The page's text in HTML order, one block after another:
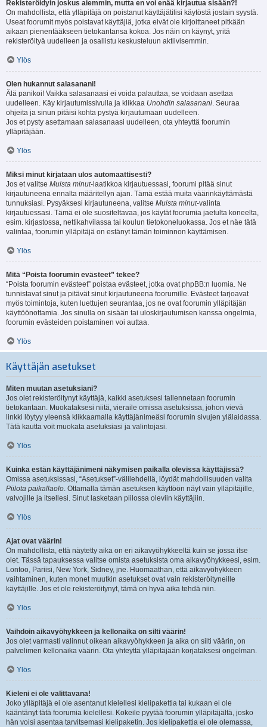
Rekisteröidyin joskus aiemmin, mutta en voi enää kirjautua sisään?!
On mahdollista, että ylläpitäjä on poistanut käyttäjätilisi käytöstä jostain syystä.
Useat foorumit myös poistavat käyttäjiä, jotka eivät ole kirjoittaneet pitkään
aikaan pienentääkseen tietokantansa kokoa. Jos näin on käynyt, yritä
rekisteröityä uudelleen ja osallistu keskusteluun aktiivisemmin.
Ylös
Olen hukannut salasanani!
Älä panikoi! Vaikka salasanaasi ei voida palauttaa, se voidaan asettaa
uudelleen. Käy kirjautumissivulla ja klikkaa Unohdin salasanani. Seuraa
ohjeita ja sinun pitäisi kohta pystyä kirjautumaan uudelleen.
Jos et pysty asettamaan salasanaasi uudelleen, ota yhteyttä foorumin
ylläpitäjään.
Ylös
Miksi minut kirjataan ulos automaattisesti?
Jos et valitse Muista minut-laatikkoa kirjautuessasi, foorumi pitää sinut
kirjautuneena ennalta määritellyn ajan. Tämä estää muita väärinkäyttämästä
tunnuksiasi. Pysyäksesi kirjautuneena, valitse Muista minut-valinta
kirjautuessasi. Tämä ei ole suositeltavaa, jos käytät foorumia jaetulta koneelta,
esim. kirjastossa, nettikahvilassa tai koulun tietokoneluokassa. Jos et näe tätä
valintaa, foorumin ylläpitäjä on estänyt tämän toiminnon käyttämisen.
Ylös
Mitä “Poista foorumin evästeet” tekee?
“Poista foorumin evästeet” poistaa evästeet, jotka ovat phpBB:n luomia. Ne
tunnistavat sinut ja pitävät sinut kirjautuneena foorumille. Evästeet tarjoavat
myös toimintoja, kuten luettujen seurantaa, jos ne ovat foorumin ylläpitäjän
käyttöönottamia. Jos sinulla on sisään tai uloskirjautumisen kanssa ongelmia,
foorumin evästeiden poistaminen voi auttaa.
Ylös
Käyttäjän asetukset
Miten muutan asetuksiani?
Jos olet rekisteröitynyt käyttäjä, kaikki asetuksesi tallennetaan foorumin
tietokantaan. Muokataksesi niitä, vieraile omissa asetuksissa, johon vievä
linkki löytyy yleensä klikkaamalla käyttäjänimeäsi foorumin sivujen ylälaidassa.
Tätä kautta voit muokata asetuksiasi ja valintojasi.
Ylös
Kuinka estän käyttäjänimeni näkymisen paikalla olevissa käyttäjissä?
Omissa asetuksissasi, “Asetukset”-välilehdellä, löydät mahdollisuuden valita
Piilota paikallaolo. Ottamalla tämän asetuksen käyttöön näyt vain ylläpitäjille,
valvojille ja itsellesi. Sinut lasketaan piilossa oleviin käyttäjiin.
Ylös
Ajat ovat väärin!
On mahdollista, että näytetty aika on eri aikavyöhykkeeltä kuin se jossa itse
olet. Tässä tapauksessa valitse omista asetuksista oma aikavyöhykkeesi, esim.
Lontoo, Pariisi, New York, Sidney, jne. Huomaathan, että aikavyöhykkeen
vaihtaminen, kuten monet muutkin asetukset ovat vain rekisteröityneille
käyttäjille. Jos et ole rekisteröitynyt, tämä on hyvä aika tehdä niin.
Ylös
Vaihdoin aikavyöhykkeen ja kellonaika on silti väärin!
Jos olet varmasti valinnut oikean aikavyöhykkeen ja aika on silti väärin, on
palvelimen kellonaika väärin. Ota yhteyttä ylläpitäjään korjataksesi ongelman.
Ylös
Kieleni ei ole valittavana!
Joko ylläpitäjä ei ole asentanut kielellesi kielipakettia tai kukaan ei ole
kääntänyt tätä foorumia kielellesi. Kokeile pyytää foorumin ylläpitäjältä, josko
hän voisi asentaa tarvitsemasi kielipaketin. Jos kielipakettia ei ole olemassa,